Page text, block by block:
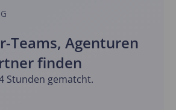
Teams, Agenturen
finden
Stunden gematcht.